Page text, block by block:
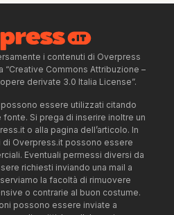
i contenuti di Overpress
Commons Attribuzione –
derivate 3.0 Italia License”.
essere utilizzati citando
Si prega di inserire inoltre un
o alla pagina dell’articolo. In
di Overpress.it possono essere
Eventuali permessi diversi da
richiesti inviando una mail a
la facoltà di rimuovere
o contrarie al buon costume.
possono essere inviate a